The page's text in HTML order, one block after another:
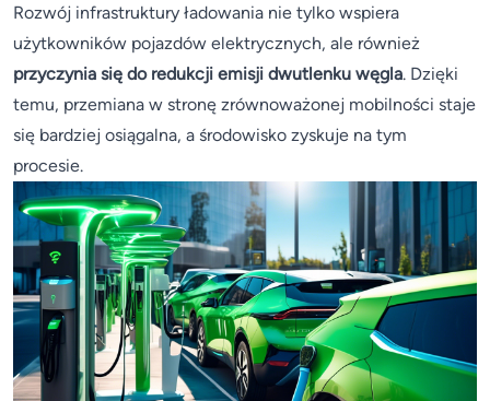
Rozwój infrastruktury ładowania nie tylko wspiera
użytkowników pojazdów elektrycznych, ale również
przyczynia się do redukcji emisji dwutlenku węgla. Dzięki
temu, przemiana w stronę zrównoważonej mobilności staje
się bardziej osiągalna, a środowisko zyskuje na tym
procesie.